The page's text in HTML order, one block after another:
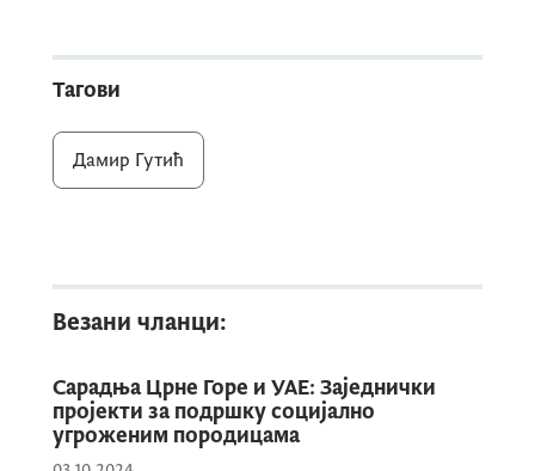
Министар
пријем корисника представља један од
важних предуслова за ефикасан и
Тагови
Дамир Гутић
Везани чланци:
Сарадња Црне Горе и УАЕ: Заједнички
пројекти за подршку социјално
угроженим породицама